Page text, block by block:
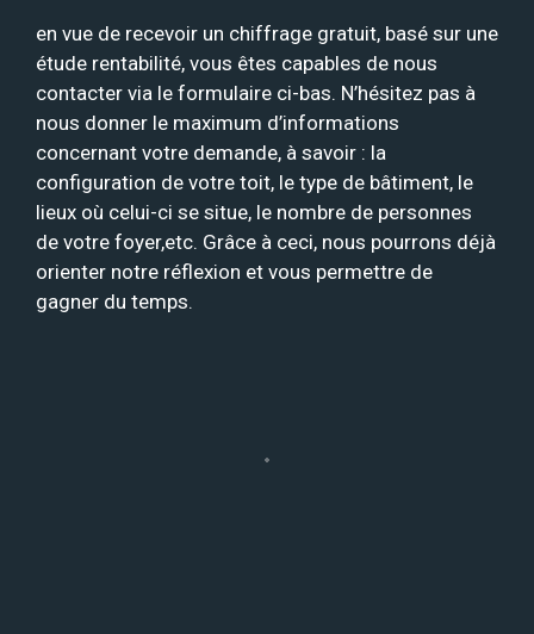
en vue de recevoir un chiffrage gratuit, basé sur une
étude rentabilité, vous êtes capables de nous
contacter via le formulaire ci-bas. N’hésitez pas à
nous donner le maximum d’informations
concernant votre demande, à savoir : la
configuration de votre toit, le type de bâtiment, le
lieux où celui-ci se situe, le nombre de personnes
de votre foyer,etc. Grâce à ceci, nous pourrons déjà
orienter notre réflexion et vous permettre de
gagner du temps.